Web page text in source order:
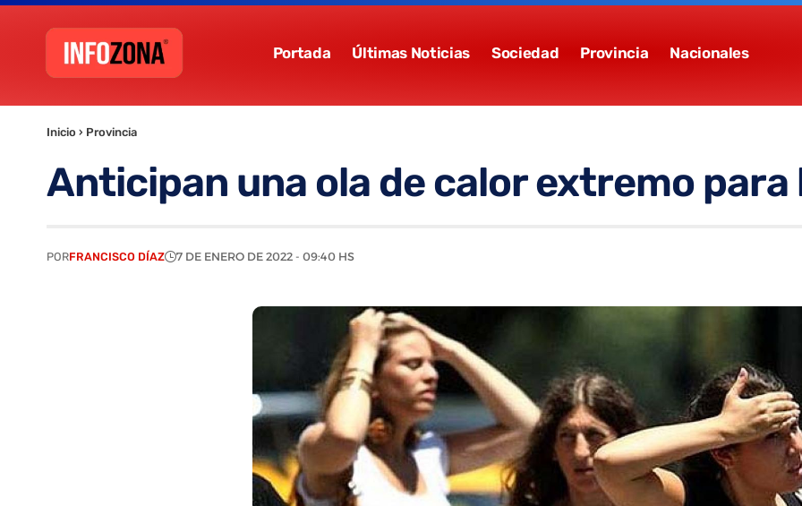
Portada Últimas Noticias Sociedad Provincia Nacionales
Inicio › Provincia
Anticipan una ola de calor extremo para
PORFRANCISCO DÍAZ 7 DE ENERO DE 2022 - 09:40 HS